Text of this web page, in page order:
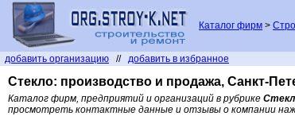
Каталог фирм >
добавить организацию // добавить в избранное
Стекло: производство и продажа, Санкт-
Каталог фирм, предприятий и организаций в рубрике
просмотреть контактные данные и отзывы о компании